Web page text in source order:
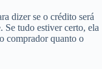
dizer se o crédito será
Se tudo estiver certo, ela
comprador quanto o